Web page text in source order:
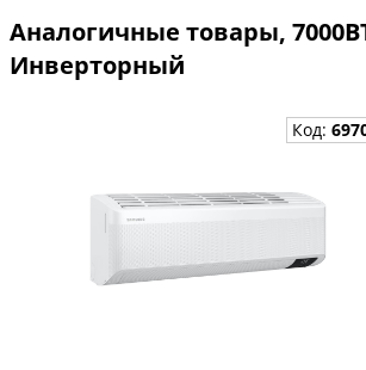
Аналогичные товары,
Инверторный
Код: